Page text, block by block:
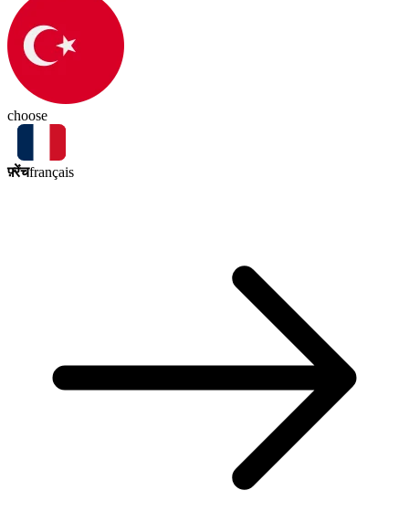
choose
फ़्रेंचfrançais